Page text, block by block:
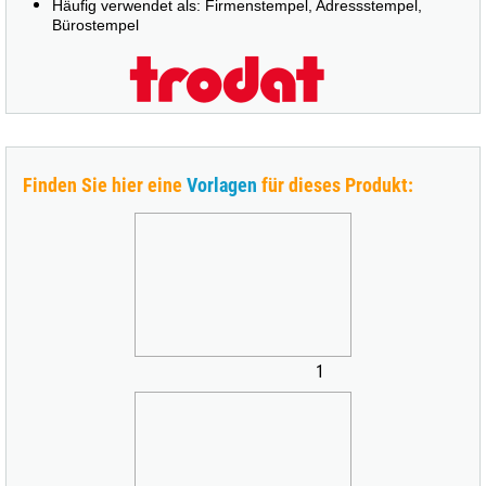
Häufig verwendet als: Firmenstempel, Adressstempel,
Bürostempel
Finden Sie hier eineVorlagen für dieses Produkt:
1